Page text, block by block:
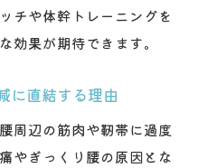
チや体幹トレーニングを
効果が期待できます。
に直結する理由
周辺の筋肉や靭帯に過度
やぎっくり腰の原因とな